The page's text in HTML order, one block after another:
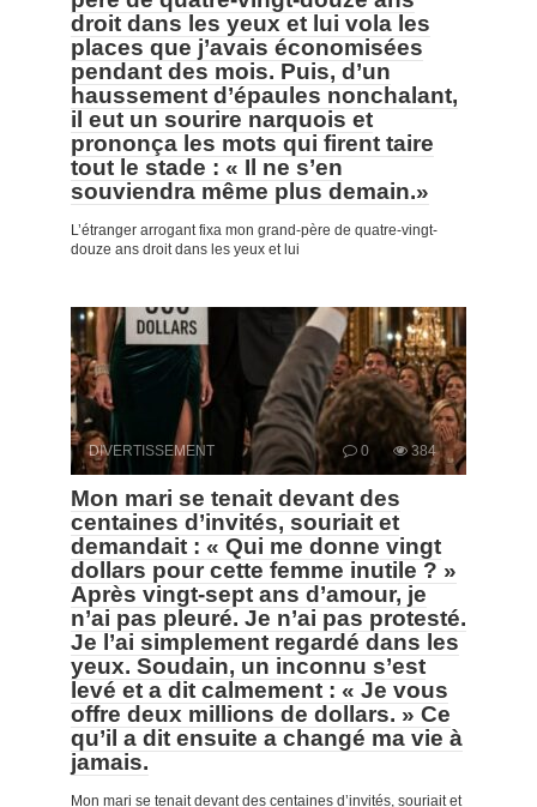
droit dans les yeux et lui vola les
places que j’avais économisées
pendant des mois. Puis, d’un
haussement d’épaules nonchalant,
il eut un sourire narquois et
prononça les mots qui firent taire
tout le stade : « Il ne s’en
souviendra même plus demain.»
L’étranger arrogant fixa mon grand-père de quatre-vingt-
douze ans droit dans les yeux et lui
DIVERTISSEMENT 0 384
Mon mari se tenait devant des
centaines d’invités, souriait et
demandait : « Qui me donne vingt
dollars pour cette femme inutile ? »
Après vingt-sept ans d’amour, je
n’ai pas pleuré. Je n’ai pas protesté.
Je l’ai simplement regardé dans les
yeux. Soudain, un inconnu s’est
levé et a dit calmement : « Je vous
offre deux millions de dollars. » Ce
qu’il a dit ensuite a changé ma vie à
jamais.
Mon mari se tenait devant des centaines d’invités, souriait et